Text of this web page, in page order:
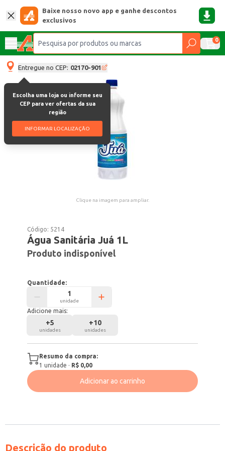
Baixe nosso novo app e ganhe descontos
exclusivos
0
Entregue no CEP: 02170-901
Escolha uma loja ou informe seu
CEP para ver ofertas da sua
região
INFORMAR LOCALIZAÇÃO
Clique na imagem para ampliar.
Código: 5214
Água Sanitária Juá 1L
Produto indisponível
Quantidade:
unidade
Adicione mais:
+5
unidades
+10
unidades
Resumo da compra:
1 unidade · R$ 0,00
Adicionar ao carrinho
Descrição do produto